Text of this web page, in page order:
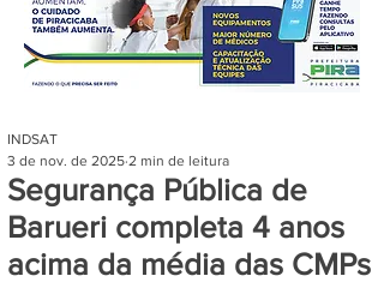
Segurança Pública de
Barueri completa 4 anos
acima da média das CMPs
INDSAT
3 de nov. de 2025 2 min de leitura